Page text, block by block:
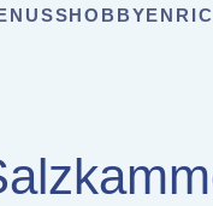
HOBBY